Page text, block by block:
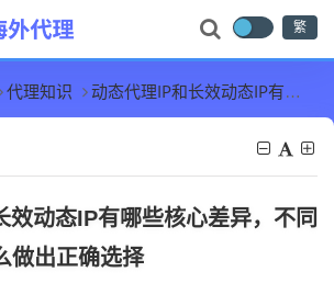
繁
代理知识 动态代理IP和长效动态IP有哪些核心差异，不同应用场景该怎么做出正确选择
效动态IP有哪些核心差异，不同
做出正确选择